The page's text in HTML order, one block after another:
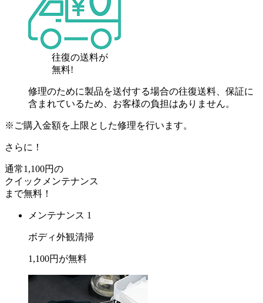
往復の送料が
無料!
修理のために製品を送付する場合の往復送料、保証に
含まれているため、お客様の負担はありません。
※ご購入金額を上限とした修理を行います。
さらに！
通常1,100円の
クイックメンテナンス
まで無料 ！
メンテナンス 1
ボディ外観清掃
1,100円が無料